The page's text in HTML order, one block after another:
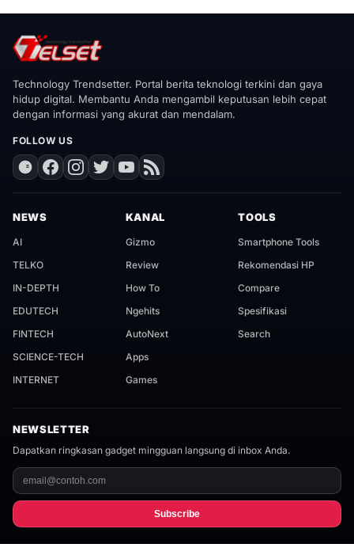
Technology Trendsetter. Portal berita teknologi terkini dan gaya
hidup digital. Membantu Anda mengambil keputusan lebih cepat
dengan informasi yang akurat dan mendalam.
FOLLOW US
NEWS
AI
TELKO
IN-DEPTH
EDUTECH
FINTECH
SCIENCE-TECH
INTERNET
KANAL
Gizmo
Review
How To
Ngehits
AutoNext
Apps
Games
TOOLS
Smartphone Tools
Rekomendasi HP
Compare
Spesifikasi
Search
NEWSLETTER
Dapatkan ringkasan gadget mingguan langsung di inbox Anda.
Subscribe